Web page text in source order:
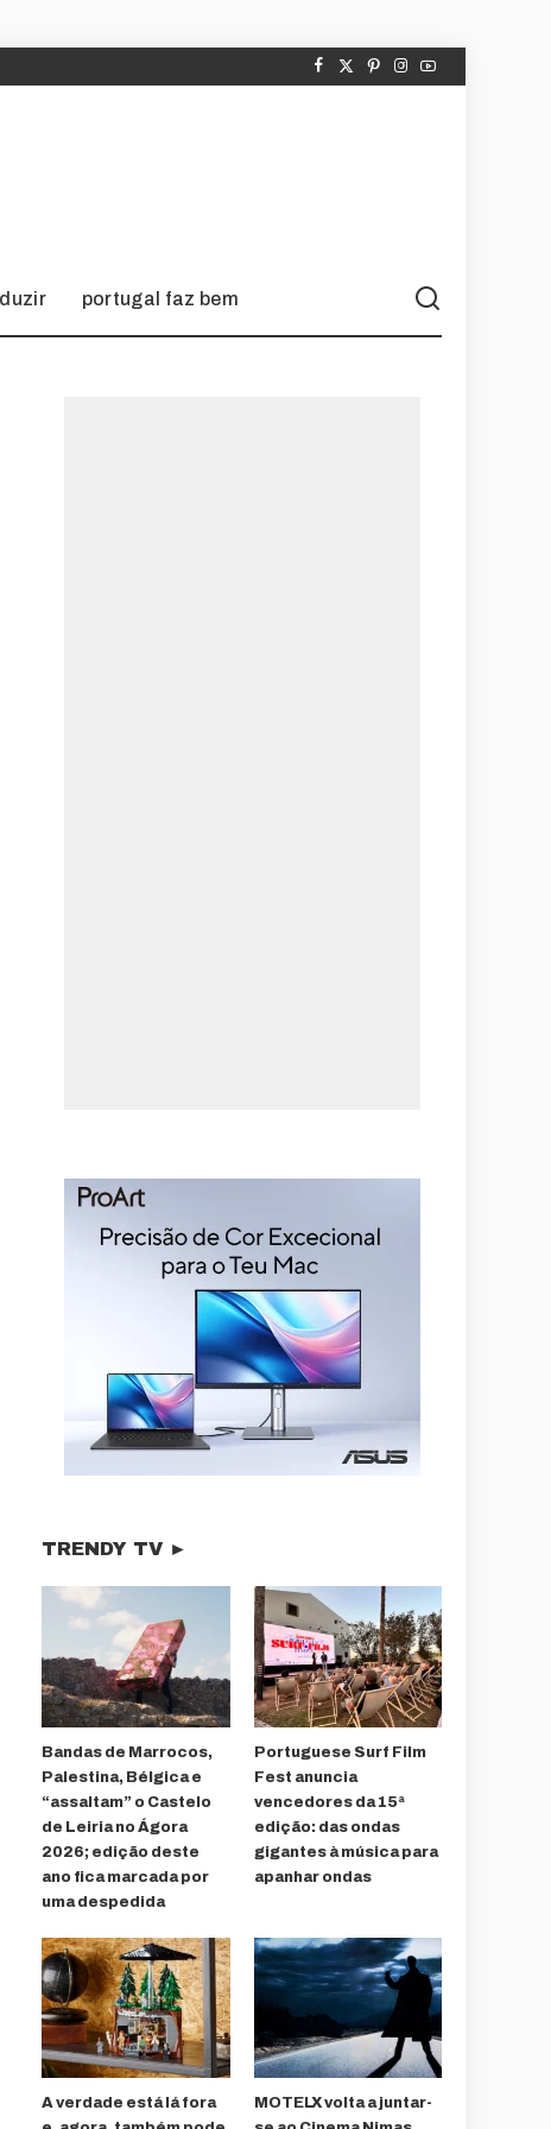
portugal faz bem
TRENDY TV ►
Bandas de Marrocos,
Palestina, Bélgica e
“assaltam” o Castelo
de Leiria no Ágora
2026; edição deste
ano fica marcada por
uma despedida
Portuguese Surf Film
Fest anuncia
vencedores da 15ª
edição: das ondas
gigantes à música para
apanhar ondas
A verdade está lá fora
MOTELX volta a juntar-